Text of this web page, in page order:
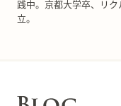
践中。京都大学卒、リ
立。